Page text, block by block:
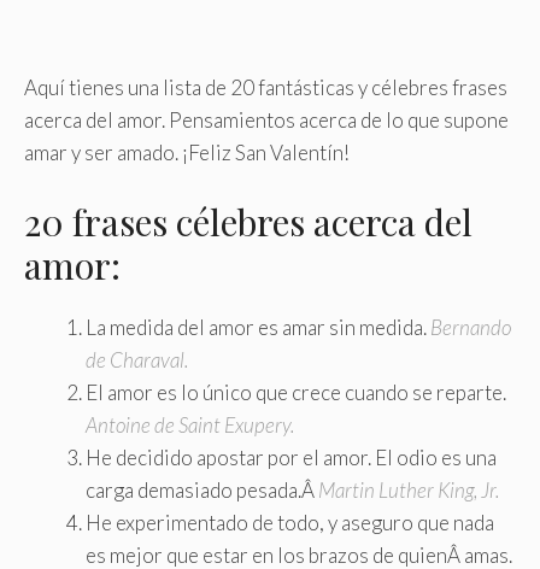
Aquí tienes una lista de 20 fantásticas y célebres frases
acerca del amor. Pensamientos acerca de lo que supone
amar y ser amado. ¡Feliz San Valentín!
20 frases célebres acerca del
amor:
La medida del amor es amar sin medida.Bernando
de Charaval.
El amor es lo único que crece cuando se reparte.
Antoine de Saint Exupery.
He decidido apostar por el amor. El odio es una
carga demasiado pesada.ÂMartin Luther King, Jr.
He experimentado de todo, y aseguro que nada
es mejor que estar en los brazos de quienÂ amas.